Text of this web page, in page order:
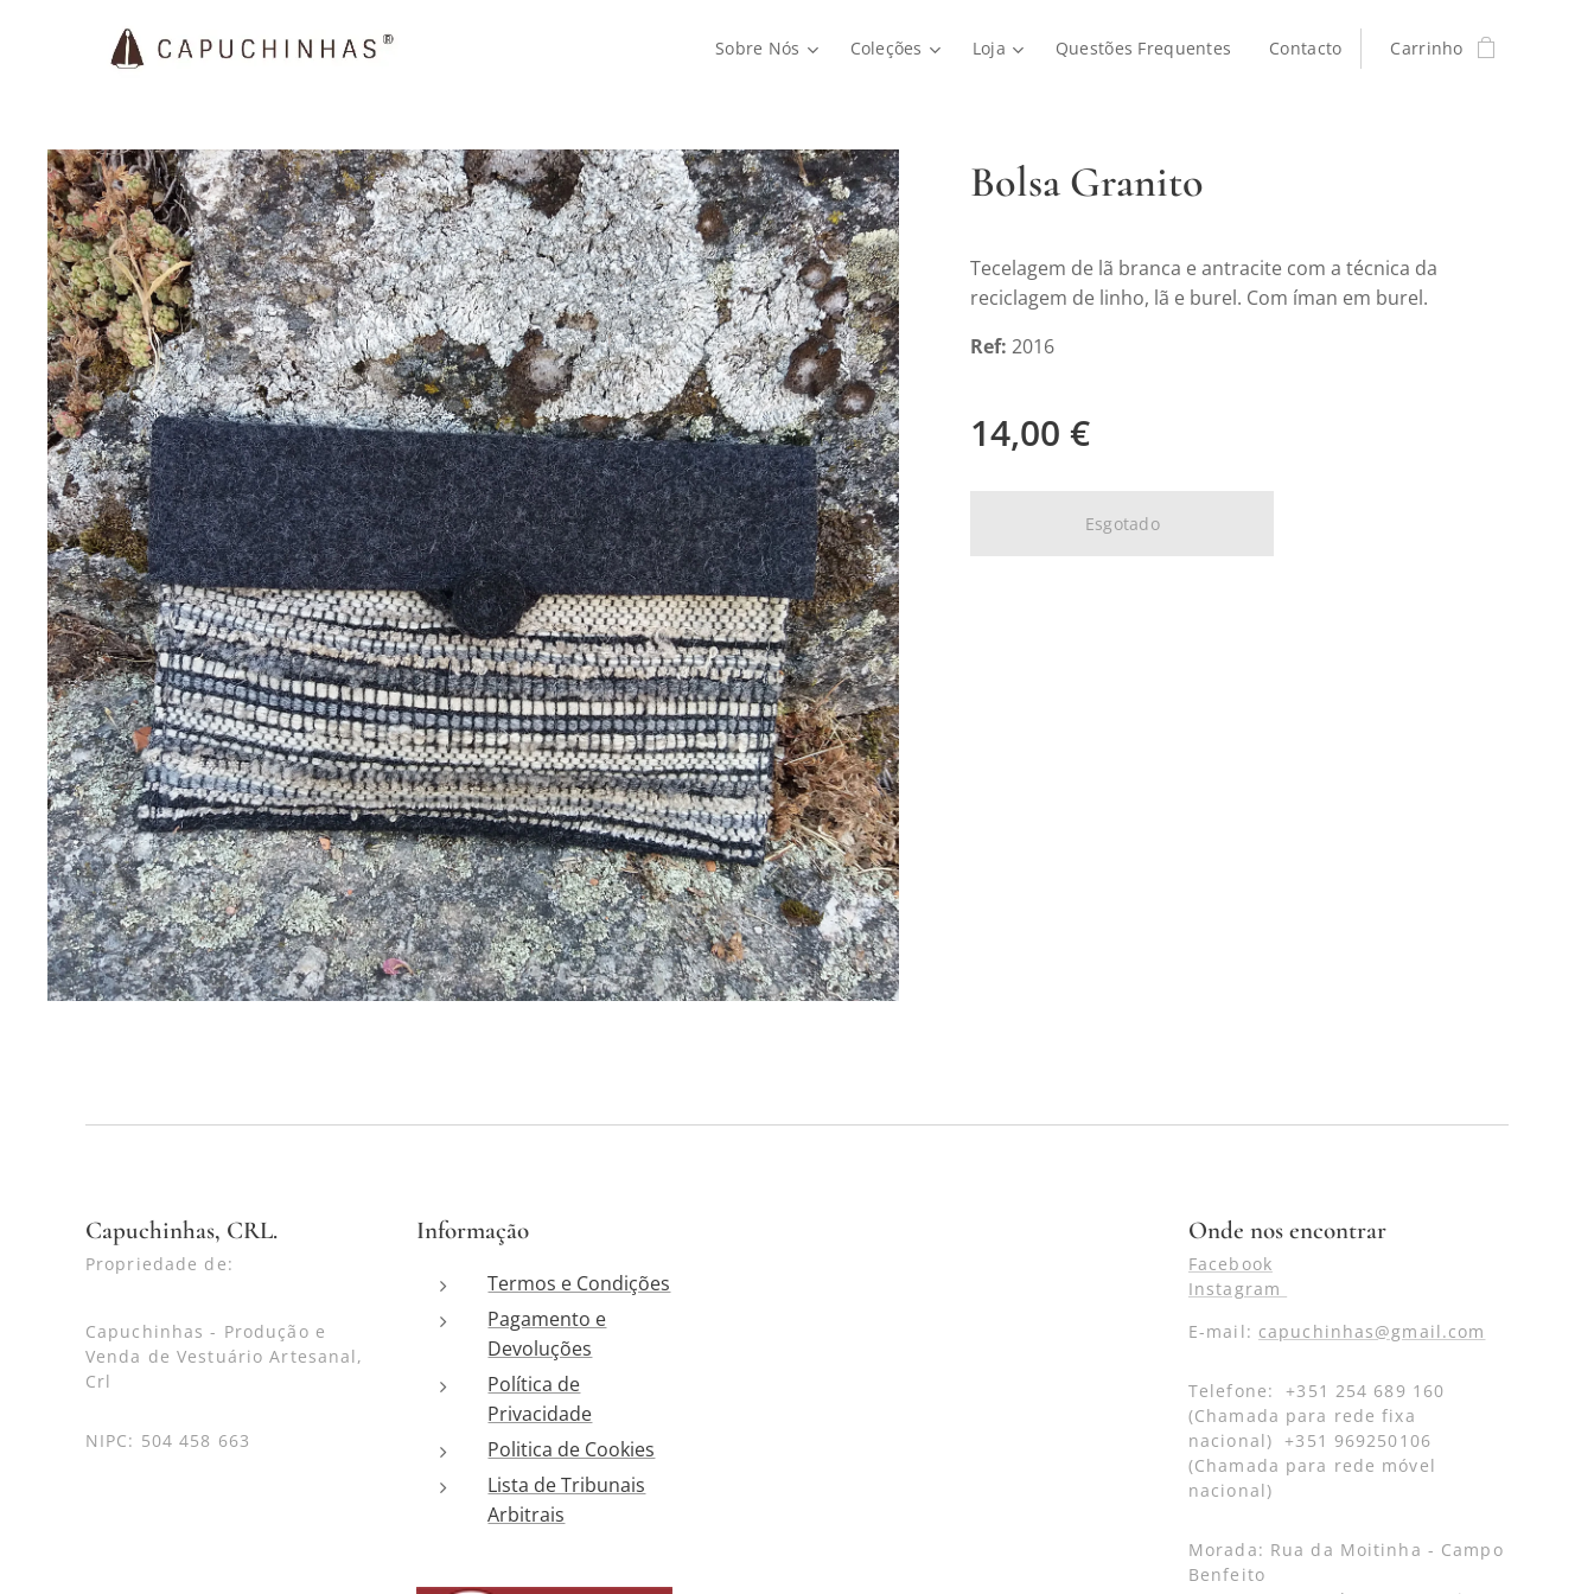
Sobre Nós Coleções Loja Questões Frequentes Contacto Carrinho
Bolsa Granito
Tecelagem de lã branca e antracite com a técnica da
reciclagem de linho, lã e burel. Com íman em burel.
Ref: 2016
14,00 €
Esgotado
Capuchinhas, CRL.
Propriedade de:
Capuchinhas - Produção e
Venda de Vestuário Artesanal,
Crl
NIPC: 504 458 663
Informação
Termos e Condições
Pagamento e
Devoluções
Política de
Privacidade
Politica de Cookies
Lista de Tribunais
Arbitrais
Onde nos encontrar
Facebook
Instagram
E-mail: capuchinhas@gmail.com
Telefone: +351 254 689 160
(Chamada para rede fixa
nacional) +351 969250106
(Chamada para rede móvel
nacional)
Morada: Rua da Moitinha - Campo
Benfeito